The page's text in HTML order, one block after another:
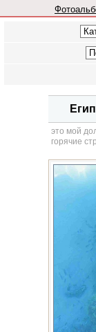
это мой
горячие